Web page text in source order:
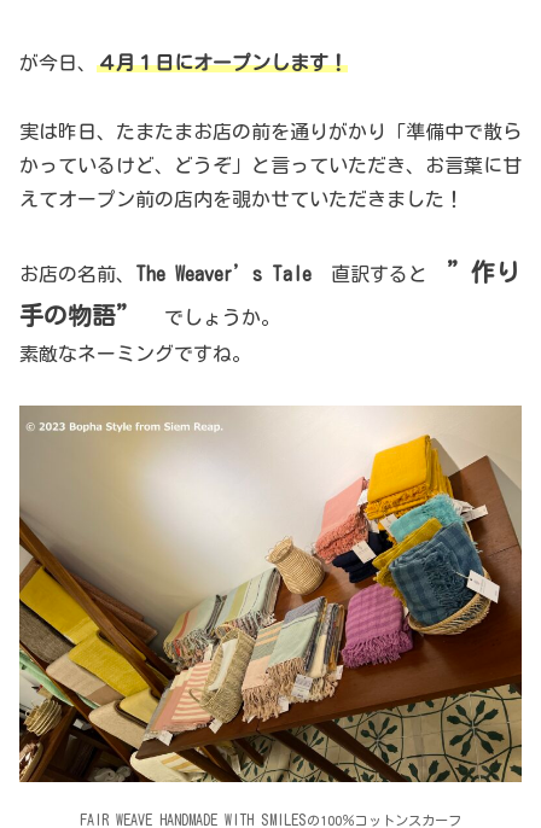
が今日、 ４月１日にオープンします！
実は昨日、たまたまお店の前を通りがかり「準備中で散ら
かっているけど、どうぞ」と言っていただき、お言葉に甘
えてオープン前の店内を覗かせていただきました！
お店の名前、 The Weaver’s Tale 直訳すると ”作り
手の物語”
でしょうか。
素敵なネーミングですね。
FAIR WEAVE HANDMADE WITH SMILESの100％コットンスカーフ